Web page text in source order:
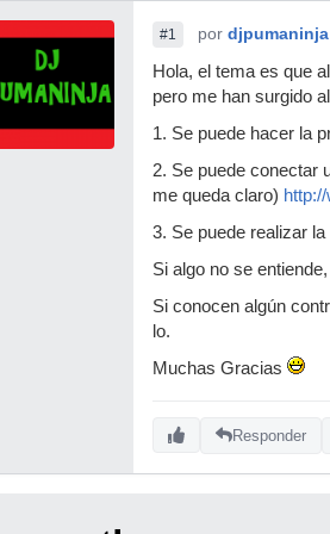
#1 por djpumaninja
Hola, el tema es que
pero me han surgido
1. Se puede hacer la
2. Se puede conectar
me queda claro)
3. Se puede realizar
Si algo no se
Si conocen algún
lo.
Muchas Gracias
Responder